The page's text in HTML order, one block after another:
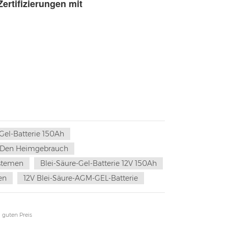
mit
Batterie 150Ah
Heimgebrauch
Blei-Säure-Gel-Batterie 12V 150Ah
12V Blei-Säure-AGM-GEL-Batterie
guten Preis